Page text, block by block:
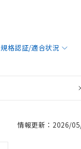
規格認証/適合状況
情報更新：2026/